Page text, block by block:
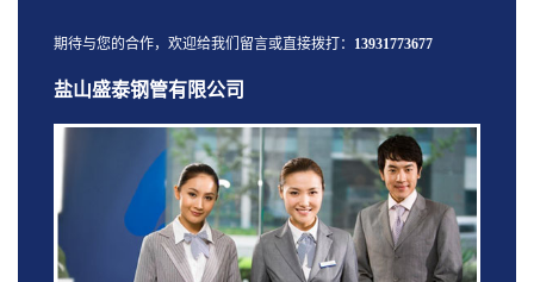
期待与您的合作，欢迎给我们留言或直接拨打： 13931773677
盐山盛泰钢管有限公司